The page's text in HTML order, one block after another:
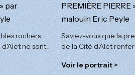
par
rochers
ne sont...
PREMIÈRE
malouin Eric Peyle
Saviez-vous que la
de la Cité d’Alet
Voir le portrait >